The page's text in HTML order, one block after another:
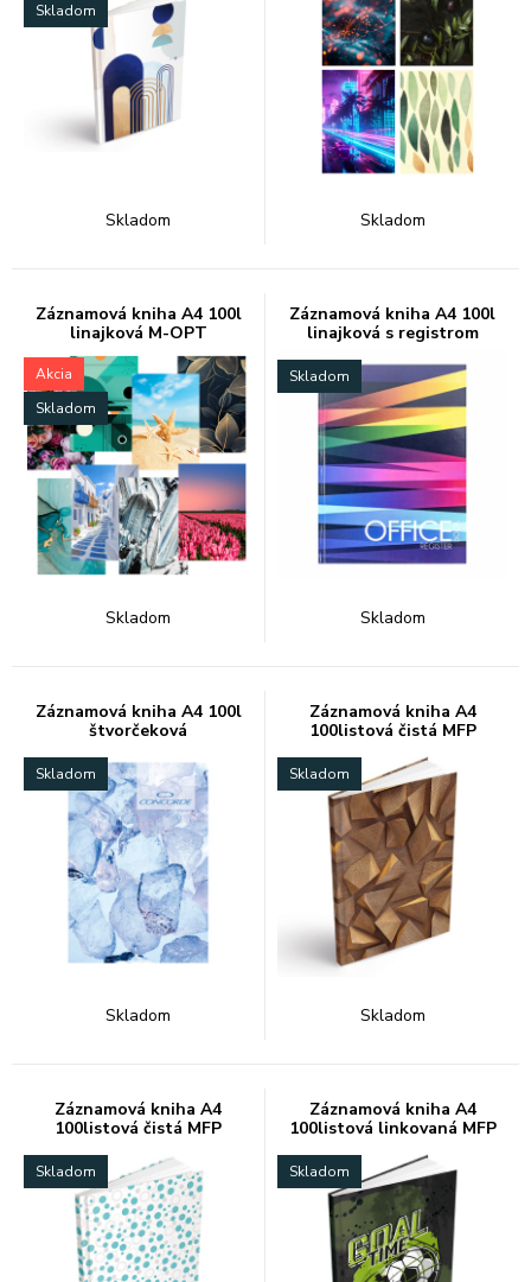
Skladom
Skladom Skladom
Záznamová kniha A4 100l
linajková M-OPT
Akcia
Skladom
Skladom
Záznamová kniha A4 100l
linajková s registrom
Skladom
Skladom
Záznamová kniha A4 100l
štvorčeková
Skladom
Skladom
Záznamová kniha A4
100listová čistá MFP
Skladom
Skladom
Záznamová kniha A4
100listová čistá MFP
Skladom
Záznamová kniha A4
100listová linkovaná MFP
Skladom